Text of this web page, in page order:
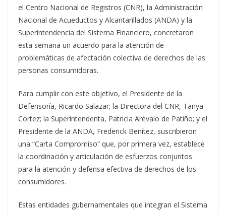
el Centro Nacional de Registros (CNR), la Administración
Nacional de Acueductos y Alcantarillados (ANDA) y la
Superintendencia del Sistema Financiero, concretaron
esta semana un acuerdo para la atención de
problemáticas de afectación colectiva de derechos de las
personas consumidoras.
Para cumplir con este objetivo, el Presidente de la
Defensoría, Ricardo Salazar; la Directora del CNR, Tanya
Cortez; la Superintendenta, Patricia Arévalo de Patiño; y el
Presidente de la ANDA, Frederick Benítez, suscribieron
una “Carta Compromiso” que, por primera vez, establece
la coordinación y articulación de esfuerzos conjuntos
para la atención y defensa efectiva de derechos de los
consumidores.
Estas entidades gubernamentales que integran el Sistema